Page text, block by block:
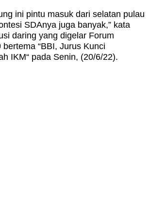
ini pintu masuk dari selatan pulau
SDAnya juga banyak,” kata
daring yang digelar Forum
“BBI, Jurus Kunci
IKM“ pada Senin, (20/6/22).